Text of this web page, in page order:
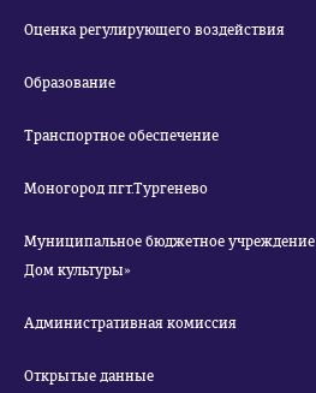
Оценка регулирующего воздействия
Образование
Транспортное обеспечение
Моногород пгт.Тургенево
Муниципальное бюджетное учреждение «Ардатовский районный
Дом культуры»
Административная комиссия
Открытые данные